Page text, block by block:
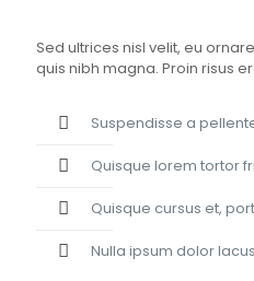
Sed ultrices nisl velit, eu
quis nibh magna. Proin risus
Suspendisse a
Quisque lorem tortor
Quisque cursus et,
Nulla ipsum dolor